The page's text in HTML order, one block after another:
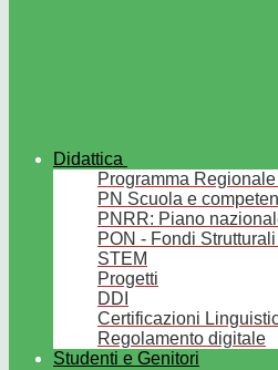
Didattica
Programma
PN Scuola e
PNRR: Piano
PON - Fondi
STEM
Progetti
DDI
Certificazioni
Regolamento digitale
Studenti e Genitori